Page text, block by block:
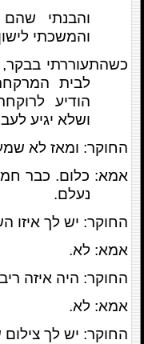
והבנתי
והמשכתי
כשהתעוררתי
לבית
הודיע
ושלא יגיע
החוקר: ומאז לא
אמא: כלום. כבר
נעלם.
החוקר: יש לך איזו
אמא: לא.
החוקר: היה איזה
אמא: לא.
החוקר: יש לך צילום